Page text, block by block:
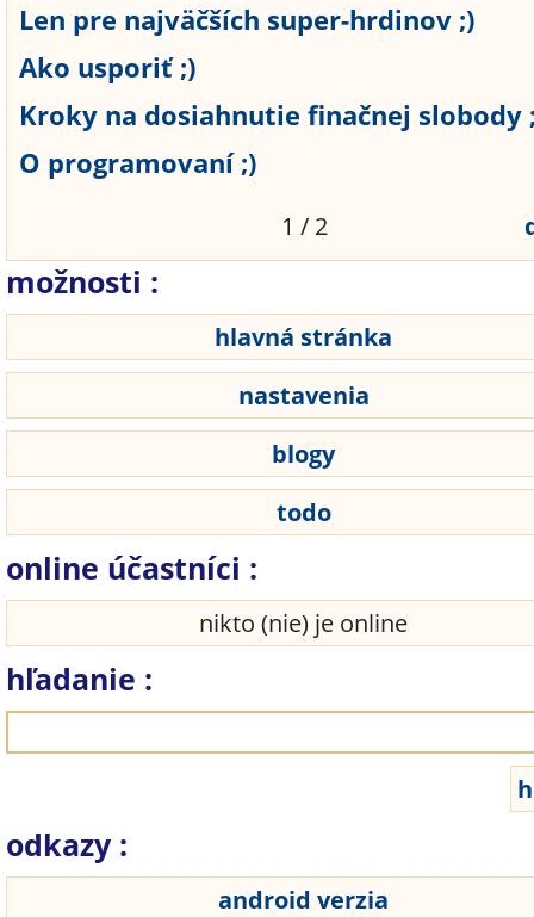
Len pre najväčších super-hrdinov ;)
Ako usporiť ;)
Kroky na dosiahnutie finačnej slobody
O programovaní ;)
1 / 2
možnosti :
hlavná stránka
nastavenia
blogy
todo
online účastníci :
nikto (nie) je online
hľadanie :
odkazy :
android verzia